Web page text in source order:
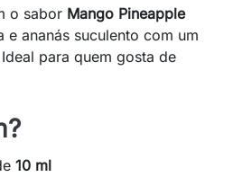
o sabor Mango Pineapple
e ananás suculento com um
para quem gosta de
10 ml